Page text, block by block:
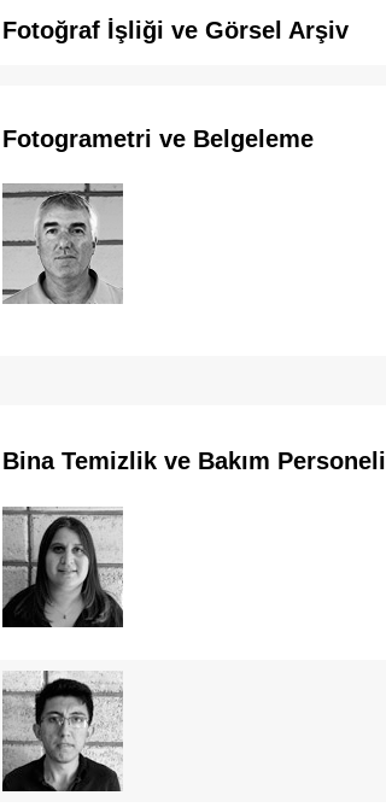
Fotoğraf İşliği ve Görsel Arşiv
Fotogrametri ve Belgeleme
Bina Temizlik ve Bakım Personeli